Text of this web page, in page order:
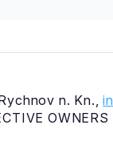
n. Kn.,
OWNERS